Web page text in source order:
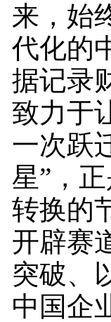
来，始
代化的
据记录
致力于
一次跃
星”，
转换的
开辟赛
突破、
中国企